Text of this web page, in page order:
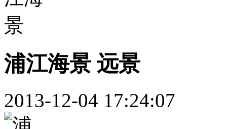
浦江海景 远景
2013-12-04 17:24:07